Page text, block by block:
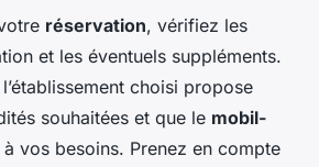
réservation, vérifiez les
et les éventuels suppléments.
choisi propose
souhaitées et que le mobil-
vos besoins. Prenez en compte